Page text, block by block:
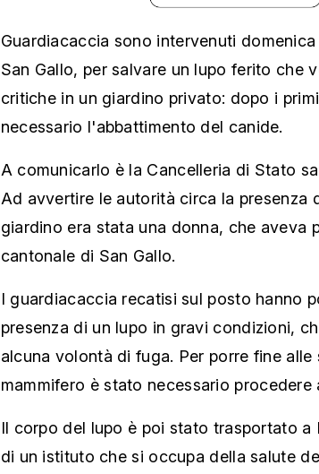
Guardiacaccia sono intervenuti
San Gallo, per salvare un lupo ferito che
critiche in un giardino privato: dopo i
necessario l'abbattimento del canide.
A comunicarlo è la Cancelleria di Stato
Ad avvertire le autorità circa la presenza
giardino era stata una donna, che aveva
cantonale di San Gallo.
I guardiacaccia recatisi sul posto hanno
presenza di un lupo in gravi condizioni,
alcuna volontà di fuga. Per porre fine alle
mammifero è stato necessario procedere
Il corpo del lupo è poi stato trasportato a
di un istituto che si occupa della salute